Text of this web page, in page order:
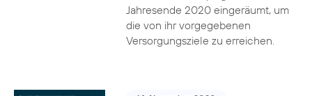
Jahresende 2020 eingeräumt, um
die von ihr vorgegebenen
Versorgungsziele zu erreichen.